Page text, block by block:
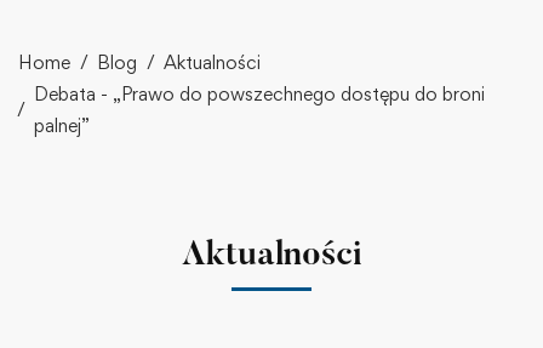
Home Blog
Aktualności
Debata - „Prawo do powszechnego dostępu do broni
palnej”
Aktualności